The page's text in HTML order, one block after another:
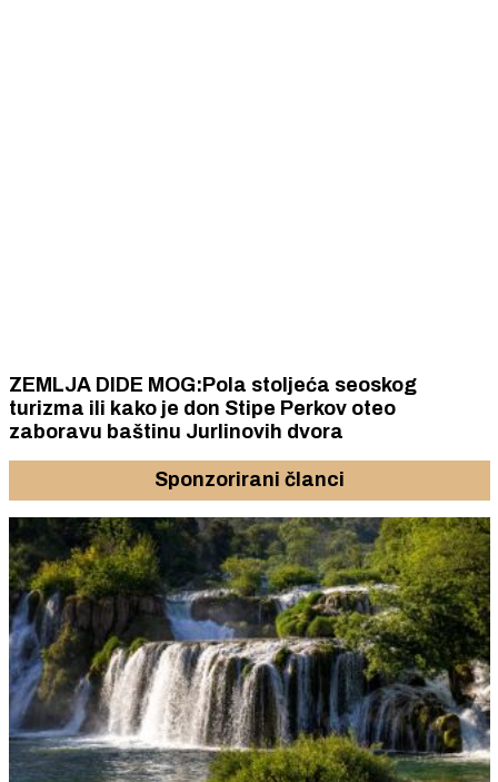
ZEMLJA DIDE MOG:Pola stoljeća seoskog
turizma ili kako je don Stipe Perkov oteo
zaboravu baštinu Jurlinovih dvora
Sponzorirani članci